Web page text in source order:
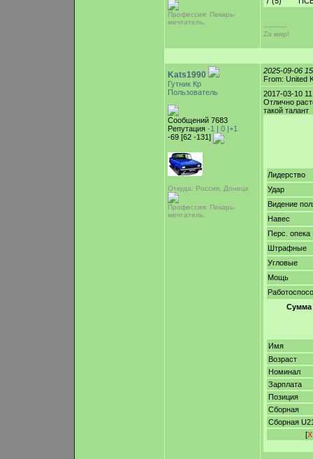
Профессия: Пекарь-
мечтатель.
-----------
Zа мир!
Kats1990
Гутник Кр
Пользователь
Сообщений 7683
Репутация -1 | 0 |+1
-69 [62 -131]
Откуда: Россия, Донецк
Профессия: Пекарь-
мечтатель.
2025-09-06
From: United
2017-03-10
Отлично
такой талант
Лидерство
Удар
Видение
Навес
Перс. опека
Штрафные
Угловые
Мощь
Сумма
Имя
Возраст
Номинал
Зарплата
Позиция
Сборная
Сборная
[Х